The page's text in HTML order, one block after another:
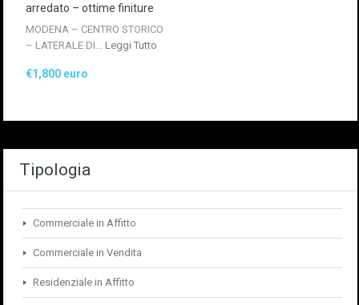
arredato – ottime finiture
MODENA – CENTRO STORICO
– LATERALE DI… Leggi Tutto
€1,800 euro
Tipologia
Commerciale in Affitto
Commerciale in Vendita
Residenziale in Affitto